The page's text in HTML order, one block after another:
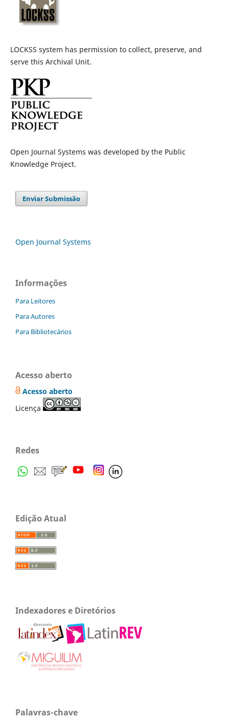
LOCKSS system has permission to collect, preserve, and
serve this Archival Unit.
Open Journal Systems was developed by the Public
Knowledge Project.
Enviar Submissão
Open Journal Systems
Informações
Para Leitores
Para Autores
Para Bibliotecários
Acesso aberto
Acesso aberto
Licença
Redes
Edição Atual
Indexadores e Diretórios
Palavras-chave